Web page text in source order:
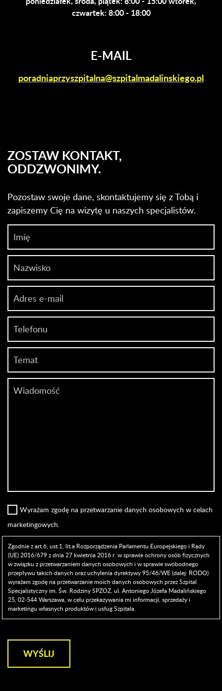
czwartek: 8:00 - 18:00
E-MAIL
poradniaprzyszpitalna@szpitalmadalinskiego.pl
ZOSTAW KONTAKT,
ODDZWONIMY.
Pozostaw swoje dane, skontaktujemy się z Tobą i
zapiszemy Cię na wizytę u naszych specjalistów.
Wyrażam zgodę na przetwarzanie danych osobowych w celach
marketingowych.
Zgodnie z art.6, ust.1, lit.a Rozporządzenia Parlamentu Europejskiego i Rady
(UE) 2016/679 z dnia 27 kwietnia 2016 r. w sprawie ochrony osób fizycznych
w związku z przetwarzaniem danych osobowych i w sprawie swobodnego
przepływu takich danych oraz uchylenia dyrektywy 95/46/WE (dalej: RODO)
wyrażam zgodę na przetwarzanie moich danych osobowych przez Szpital
Specjalistyczny im. Św. Rodziny SPZOZ, ul. Antoniego Józefa Madalińskiego
25, 02-544 Warszawa, w celu przekazywania mi informacji, sprzedaży i
marketingu własnych produktów i usług Szpitala.